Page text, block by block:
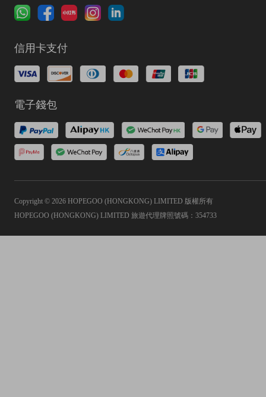
信用卡支付
電子錢包
Copyright © 2026 HOPEGOO (HONGKONG) LIMITED 版權所有
HOPEGOO (HONGKONG) LIMITED 旅遊代理牌照號碼：354733